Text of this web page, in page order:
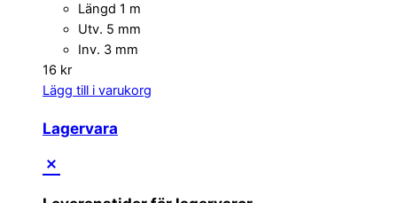
Längd 1 m
Utv. 5 mm
Inv. 3 mm
16 kr
Lägg till i varukorg
Lagervara